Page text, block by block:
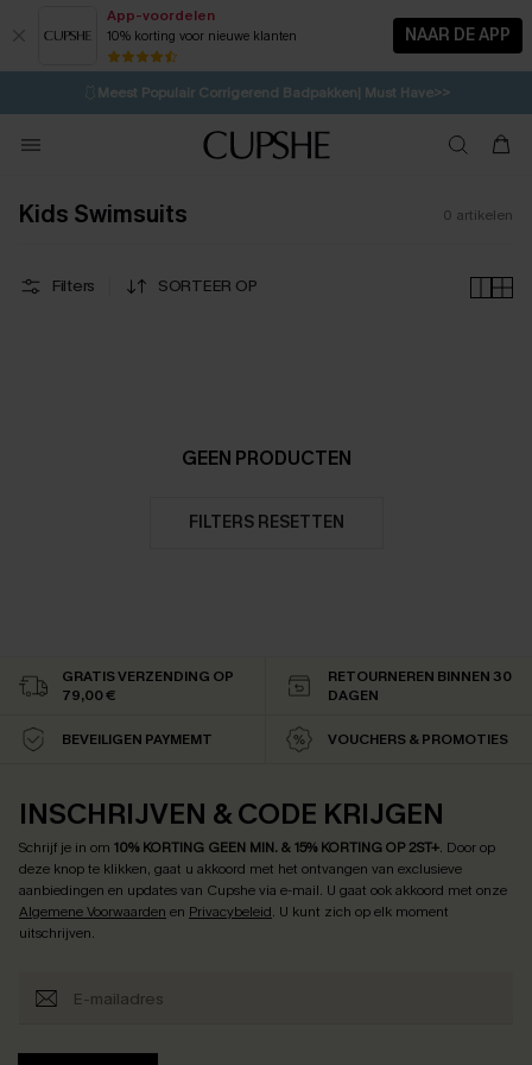
App-voordelen
10% korting voor nieuwe klanten NAAR DE APP
⚡️LAATSTE KANS | Tot 50% korting>>
🩱Meest Populair Corrigerend Badpakken| Must Have>>
💌Abonneer je & ontvang tot 15% korting>>
Koop 3, krijg 15% korting | CODE: SW15
Kids Swimsuits 0 artikelen
Filters SORTEER OP
GEEN PRODUCTEN
FILTERS RESETTEN
GRATIS VERZENDING OP
79,00 €
RETOURNEREN BINNEN 30
DAGEN
BEVEILIGEN PAYMEMT VOUCHERS & PROMOTIES
INSCHRIJVEN & CODE KRIJGEN
Schrijf je in om 10% KORTING GEEN MIN. & 15% KORTING OP 2ST+. Door op
deze knop te klikken, gaat u akkoord met het ontvangen van exclusieve
aanbiedingen en updates van Cupshe via e-mail. U gaat ook akkoord met onze
Algemene Voorwaarden en Privacybeleid. U kunt zich op elk moment
uitschrijven.